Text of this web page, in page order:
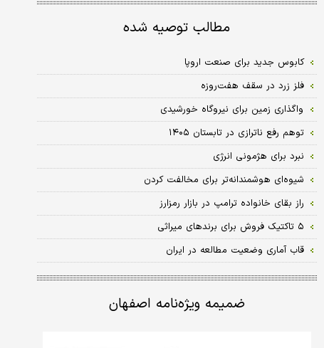
مطالب توصیه شده
کابوس جدید برای صنعت اروپا
فلز زرد در سقف هفت‌روزه
واگذاری زمین برای نیروگاه خورشیدی
توهم رفع ناترازی در تابستان ۱۴۰۵
نبرد برای هژمونی انرژی
شیوه‌ای هوشمندانه‌تر برای مخالفت کردن
راز بقای خانواده ترامپ در بازار رمزارز
۵ تاکتیک فروش برای برندهای میراثی
قاب آماری وضعیت مطالعه در ایران
ضمیمه ویژه‌نامه اصفهان